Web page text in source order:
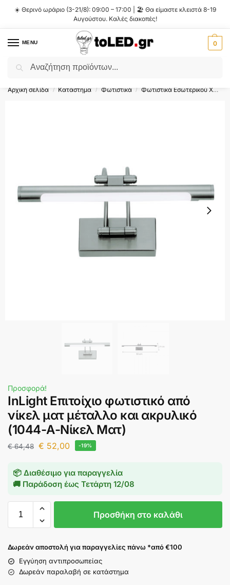
☀️ Θερινό ωράριο (3-21/8): 09:00 – 17:00 | 🏖️ Θα είμαστε κλειστά 8-19
Αυγούστου. Καλές διακοπές!
MENU 0
Flash Sale ⚡ 10% Έκπτωση με τον κωδικό
Αρχική σελίδα / Κατάστημα / Φωτιστικά / Φωτιστικά Εσωτερικού Χώρου
Προσφορά!
InLight Επιτοίχιο φωτιστικό από
νίκελ ματ μέταλλο και ακρυλικό
(1044-Α-Νίκελ Ματ)
€64,48 € 52,00 -19%
📦 Διαθέσιμο για παραγγελία
🚚 Παράδοση έως Τετάρτη 12/08
Προσθήκη στο καλάθι
Δωρεάν αποστολή για παραγγελίες πάνω *από €100
Εγγύηση αντιπροσωπείας
Δωρεάν παραλαβή σε κατάστημα